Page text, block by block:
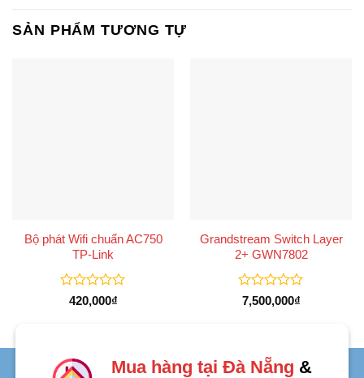
SẢN PHẨM TƯƠNG TỰ
Bộ phát Wifi chuẩn AC750
TP-Link
Được
sao
420,000₫
Grandstream Switch Layer
2+ GWN7802
Được
sao
7,500,000₫
Mua hàng tại Đà Nẵng &